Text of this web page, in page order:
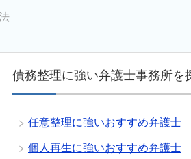
債務整理に強い弁護士事務所を
任意整理に強いおすすめ弁護士
個人再生に強いおすすめ弁護士